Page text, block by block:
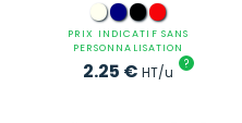
PRIX INDICATIF SANS
PERSONNALISATION
2.25 € HT/u ?